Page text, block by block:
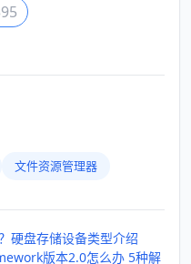
文件资源管理器
硬盘存储设备类型介绍
版本2.0怎么办 5种解